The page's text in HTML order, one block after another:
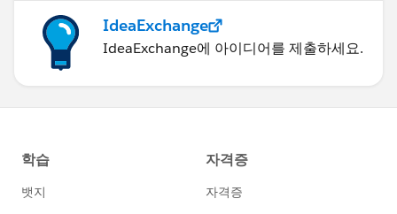
IdeaExchange
IdeaExchange에 아이디어를 제출하세요.